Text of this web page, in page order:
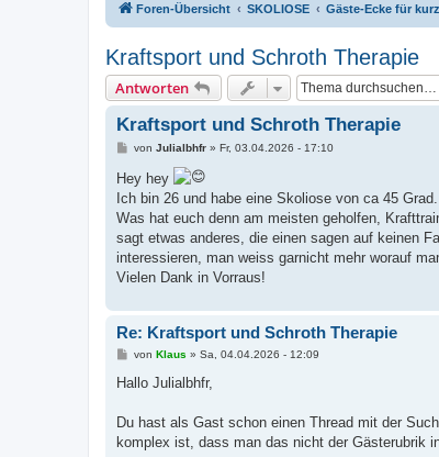
Foren-Übersicht SKOLIOSE Gäste-Ecke für
Kraftsport und Schroth Therapie
Antworten
Kraftsport und Schroth Therapie
B
t
r
a
g
von Julialbhfr» Fr, 03.04.2026 - 17:10
Hey hey
Ich bin 26 und habe eine Skoliose von ca 45 Grad.
Was hat euch denn am meisten geholfen,
sagt etwas anderes, die einen sagen auf keinen
interessieren, man weiss garnicht mehr worauf
Vielen Dank in Vorraus!
Re: Kraftsport und Schroth Therapie
B
i
a
von Klaus » Sa, 04.04.2026 - 12:09
Hallo Julialbhfr,
Du hast als Gast schon einen Thread mit der
komplex ist, dass man das nicht der Gästerubrik